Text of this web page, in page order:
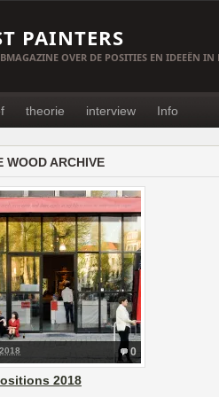
PAINTERS
OVER DE POSITIES EN IDEEËN IN
theorie interview Info
WOOD ARCHIVE
0
2018